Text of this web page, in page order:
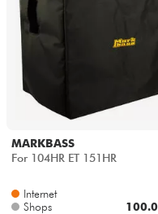
Sehen Sie
MARKBASS
For 104HR ET 151HR
Internet
Shops